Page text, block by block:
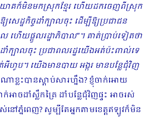
យោគក៏មិនមកស្រុកខ្មែរ ហើយដកចេញពីស្រុក
យសេដ្ឋកិច្ចដាំក្បាលចុះ ដើម្បីឱ្យប្រជាជន
ល ហើយផ្ដួលរដ្ឋាភិបាល”។ គាត់ប្រាប់ទៀតថា
ែរដាំក្បាលចុះ ប្រជាពលរដ្ឋយើងអត់ប៉ះពាល់ទេ
អីហូប។ យើងមានបាយ អង្ករ មានបន្លែជុំវិញ
ាខ្លះបានស្ដាប់សារហ្នឹង? ខ្ញុំចាក់អោយ
ក់អាចដាំស្លឹកគ្រៃ ដាំបន្លែជុំវិញផ្ទះ អាចរស់
នៅភ្នំពេញ? សូម្បីតែអ្នកតាមខេត្តឥឡូវក៏មិន